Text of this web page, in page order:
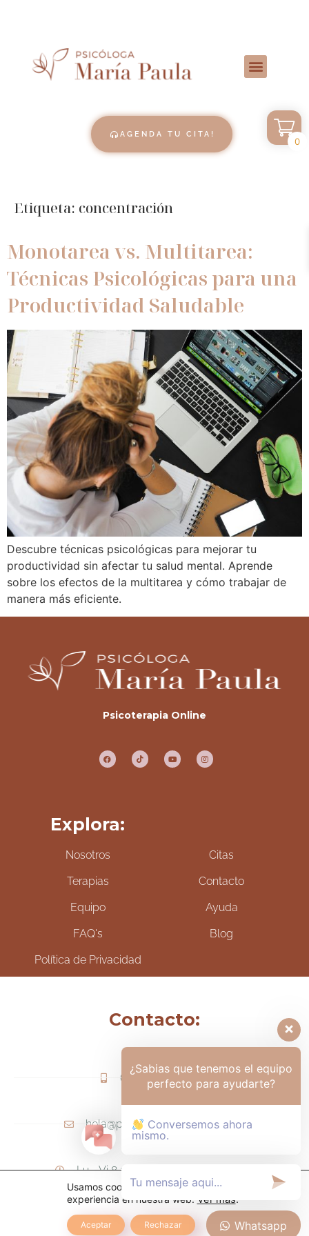
AGENDA TU CITA!
Etiqueta: concentración
Monotarea vs. Multitarea:
Técnicas Psicológicas para una
Productividad Saludable
Descubre técnicas psicológicas para mejorar tu
productividad sin afectar tu salud mental. Aprende
sobre los efectos de la multitarea y cómo trabajar de
manera más eficiente.
Psicoterapia Online
Explora:
Nosotros
Terapias
Equipo
FAQ's
Política de Privacidad
Citas
Contacto
Ayuda
Blog
Contacto:
(+57) 317-6006425
hola@psicologamariapaula.com
Lu - Vi 8 am a 6 pm - Sa 8am - 12m
TODOS LOS DERECHOS RESERVADOS.
Usamos cookies para ofrecerte la mejor
experiencia en nuestra web. Ver más.
Aceptar Rechazar
0
¿Sabias que tenemos el equipo
perfecto para ayudarte?
Conversemos ahora
mismo.
Whatsapp